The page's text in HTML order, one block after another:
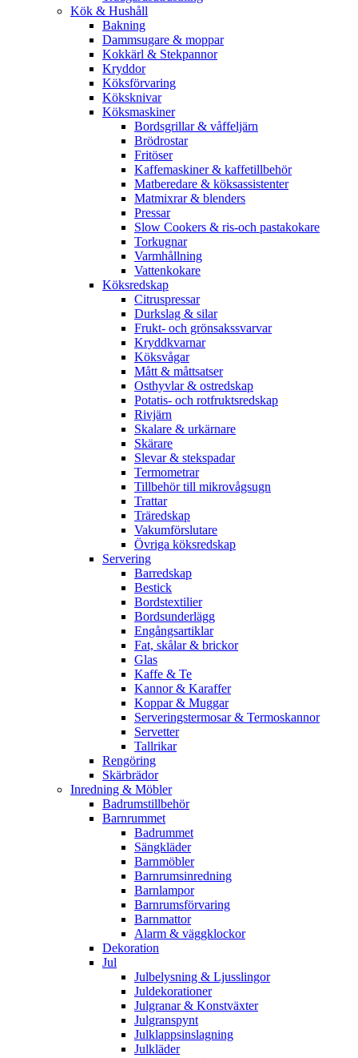
Kök & Hushåll
Bakning
Dammsugare & moppar
Kokkärl & Stekpannor
Kryddor
Köksförvaring
Köksknivar
Köksmaskiner
Bordsgrillar & våffeljärn
Brödrostar
Fritöser
Kaffemaskiner & kaffetillbehör
Matberedare & köksassistenter
Matmixrar & blenders
Pressar
Slow Cookers & ris-och pastakokare
Torkugnar
Varmhållning
Vattenkokare
Köksredskap
Citruspressar
Durkslag & silar
Frukt- och grönsakssvarvar
Kryddkvarnar
Köksvågar
Mått & måttsatser
Osthyvlar & ostredskap
Potatis- och rotfruktsredskap
Rivjärn
Skalare & urkärnare
Skärare
Slevar & stekspadar
Termometrar
Tillbehör till mikrovågsugn
Trattar
Träredskap
Vakumförslutare
Övriga köksredskap
Servering
Barredskap
Bestick
Bordstextilier
Bordsunderlägg
Engångsartiklar
Fat, skålar & brickor
Glas
Kaffe & Te
Kannor & Karaffer
Koppar & Muggar
Serveringstermosar & Termoskannor
Servetter
Tallrikar
Rengöring
Skärbrädor
Inredning & Möbler
Badrumstillbehör
Barnrummet
Badrummet
Sängkläder
Barnmöbler
Barnrumsinredning
Barnlampor
Barnrumsförvaring
Barnmattor
Alarm & väggklockor
Dekoration
Jul
Julbelysning & Ljusslingor
Juldekorationer
Julgranar & Konstväxter
Julgranspynt
Julklappsinslagning
Julkläder